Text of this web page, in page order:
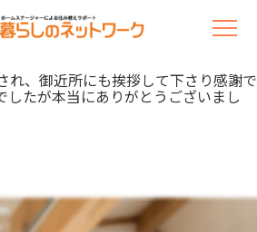
れ、御近所にも挨拶して下さり感謝で
したが本当にありがとうございまし